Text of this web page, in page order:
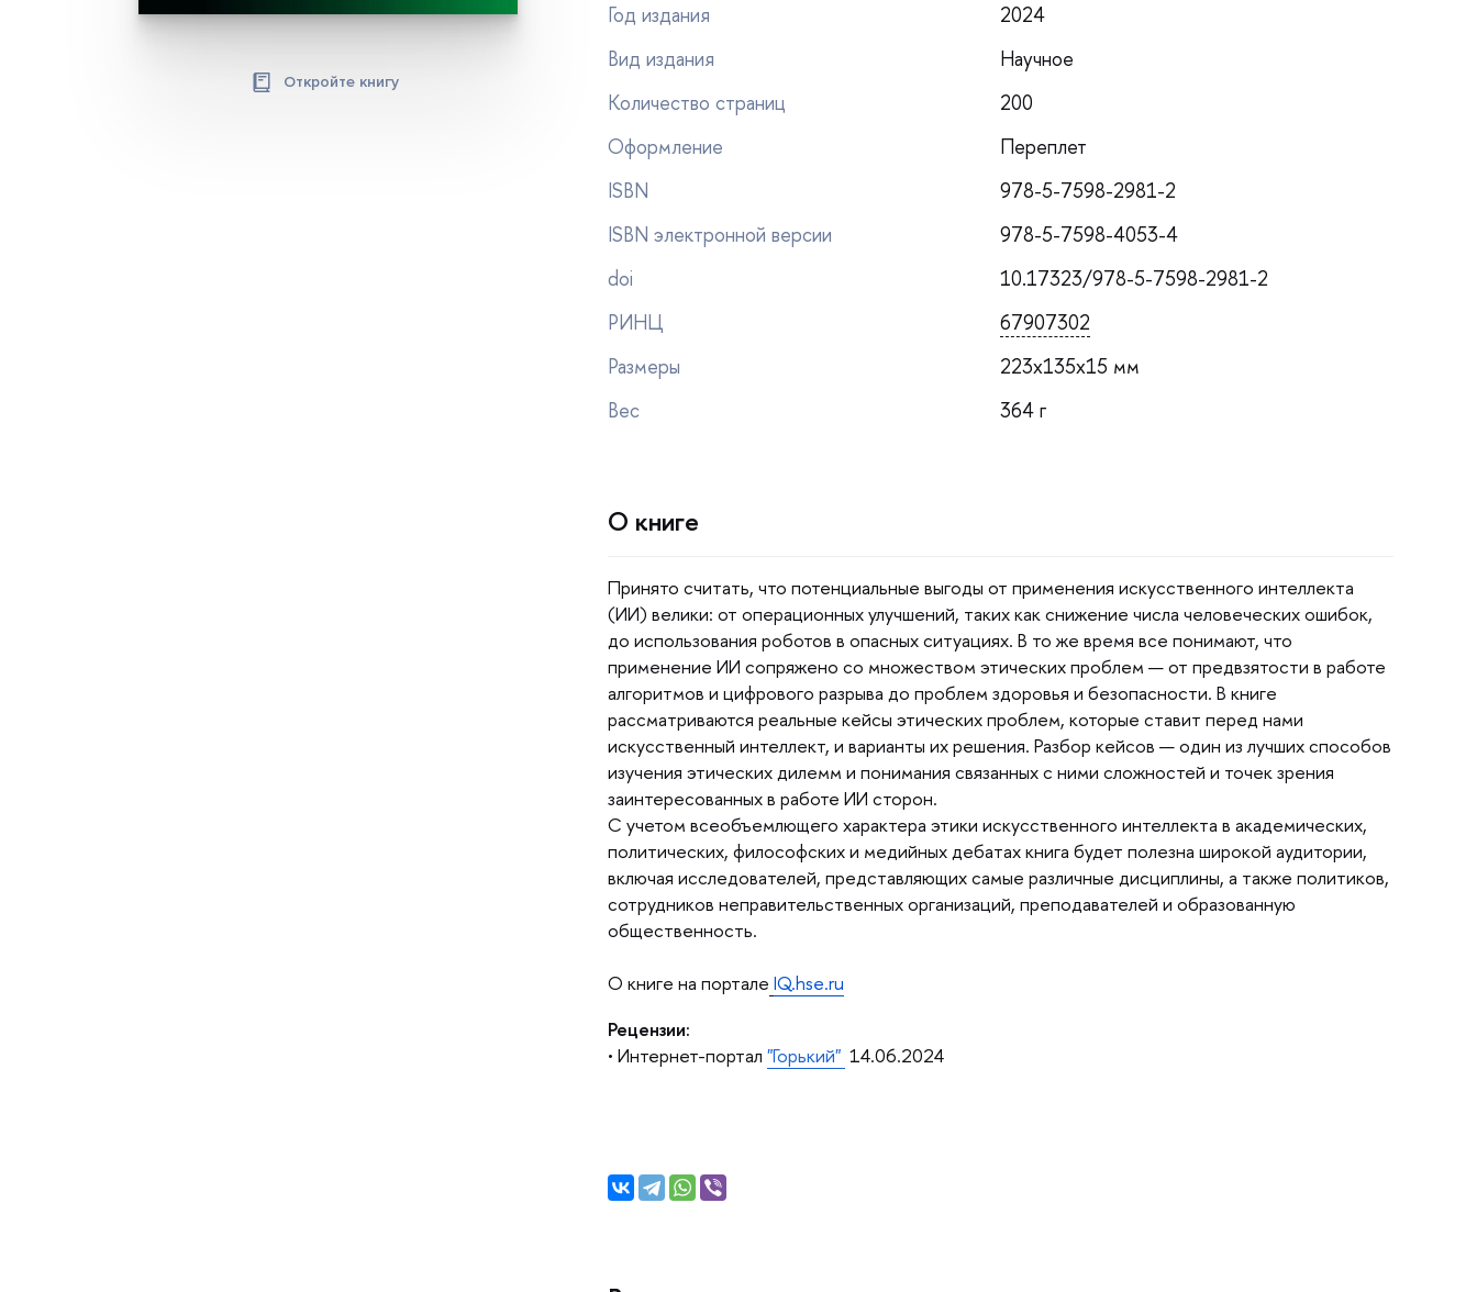
Откройте книгу
Год издания
2024
ид издания
Научное
Количество страниц
200
Оформление
Переплет
ISBN
978-5-7598-2981-2
ISBN электронной версии
978-5-7598-4053-4
doi
10.17323/978-5-7598-2981-2
РИНЦ
67907302
Размеры
223x135x15 мм
ес
364
О книге
Принято считать, что потенциальные выгоды от применения искусственного интеллекта
(ИИ) велики: от операционных улучшений, таких как снижение числа человеческих ошибок,
до использования роботов в опасных ситуациях. В то же время все понимают, что
применение ИИ сопряжено со множеством этических проблем — от предвзятости в работе
алгоритмов и цифрового разрыва до проблем здоровья и безопасности. В книге
рассматриваются реальные кейсы этических проблем, которые ставит перед нами
искусственный интеллект, и варианты их решения. Разбор кейсов — один из лучших способо
изучения этических дилемм и понимания связанных с ними сложностей и точек зрения
заинтересованных в работе ИИ сторон.
С учетом всеобъемлющего характера этики искусственного интеллекта в академических,
политических, философских и медийных дебатах книга будет полезна широкой аудитории,
ключая исследователей, представляющих самые различные дисциплины, а также политиков,
сотрудников неправительственных организаций, преподавателей и образованную
общественность.
О книге на портале IQ.hse.ru
Рецензии:
• Интернет-портал "Горький" 14.06.2024